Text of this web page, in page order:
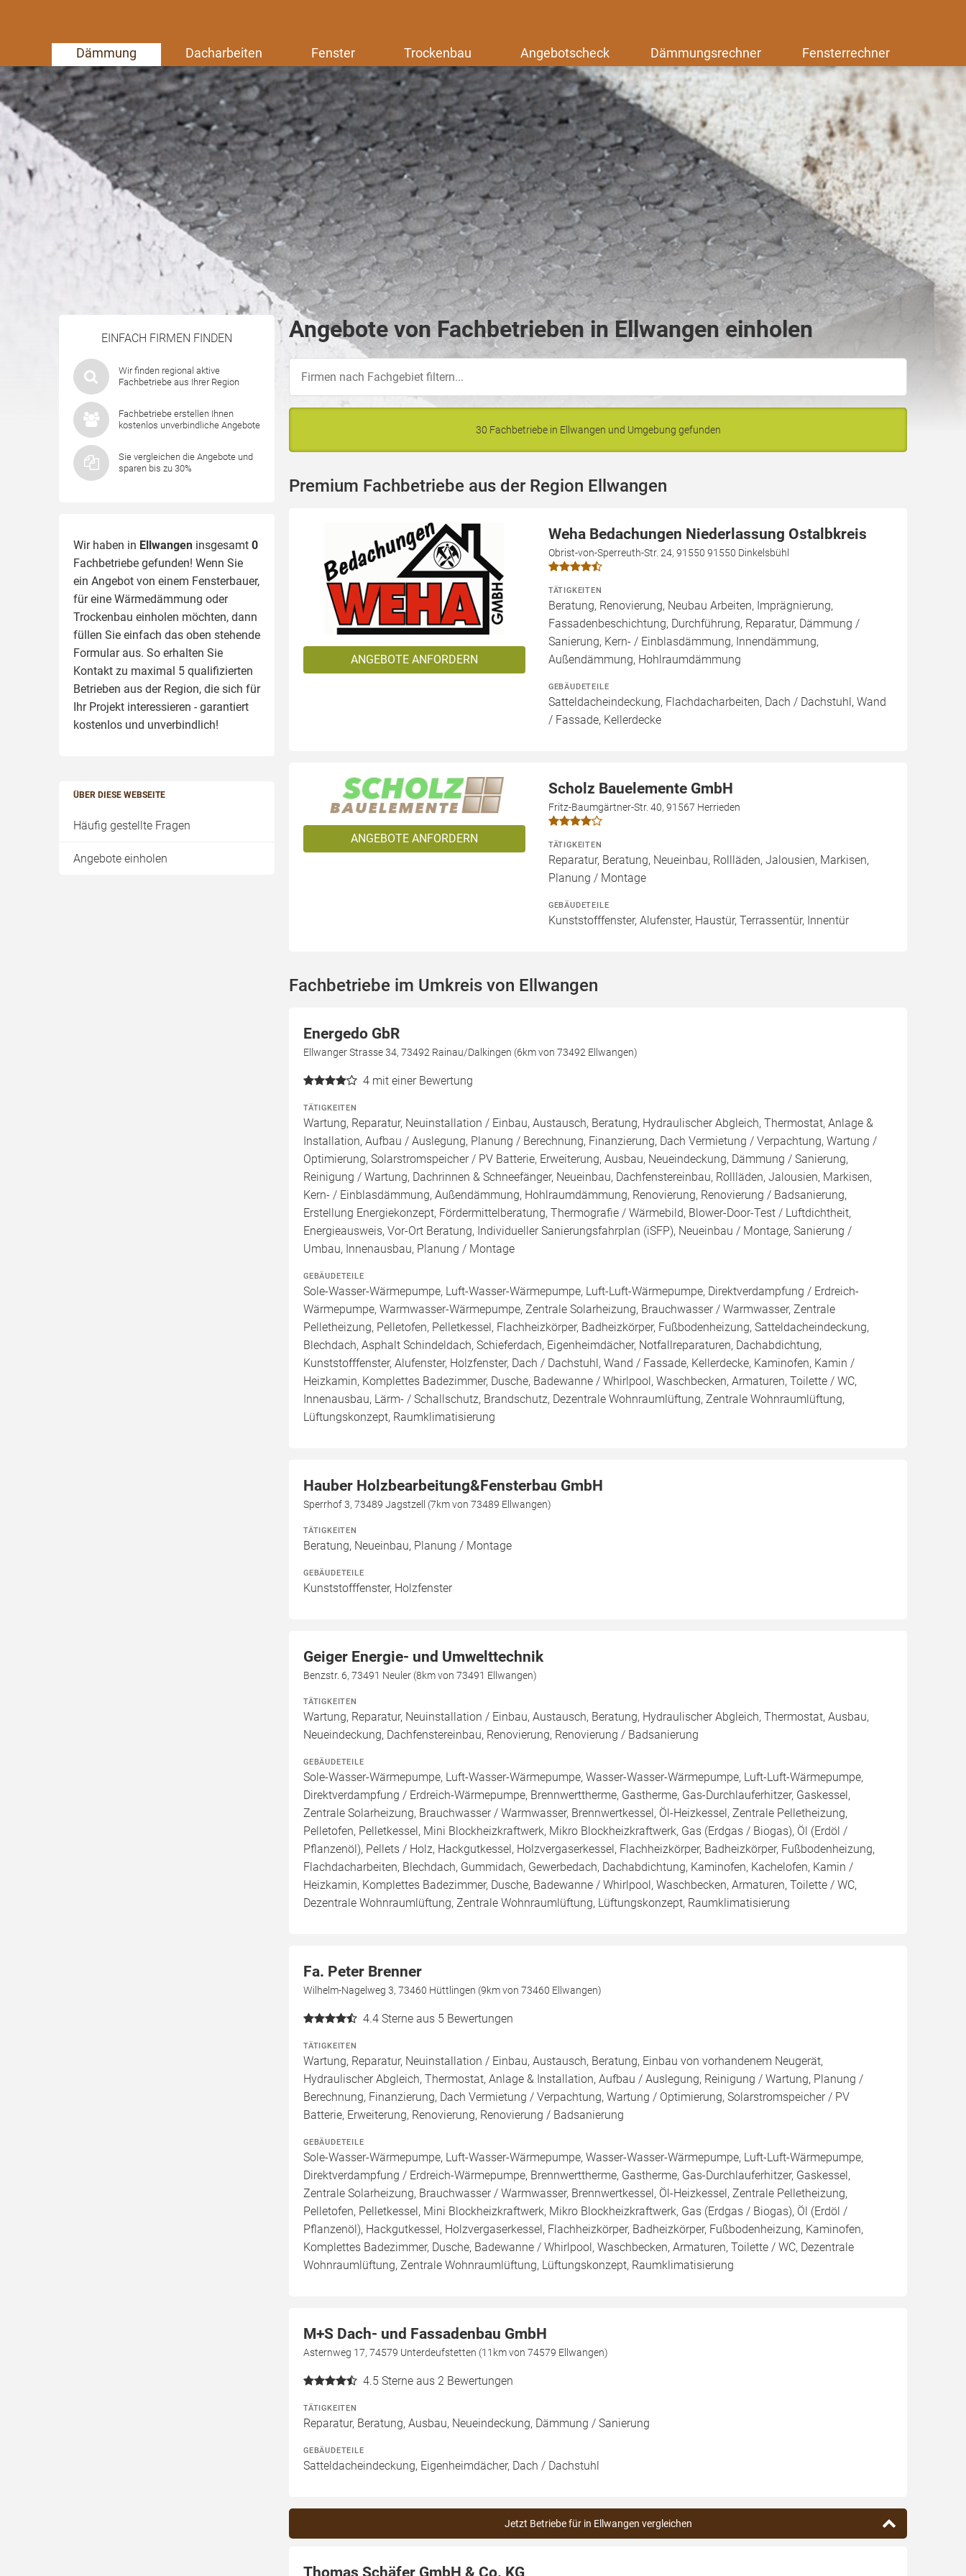
Dämmung Dacharbeiten Fenster Trockenbau Angebotscheck Dämmungsrechner Fensterrechner
EINFACH FIRMEN FINDEN
Wir finden regional aktive
Fachbetriebe aus Ihrer Region
Fachbetriebe erstellen Ihnen
kostenlos unverbindliche Angebote
Sie vergleichen die Angebote und
sparen bis zu 30%
Wir haben in Ellwangen insgesamt 0
Fachbetriebe gefunden! Wenn Sie
ein Angebot von einem Fensterbauer,
für eine Wärmedämmung oder
Trockenbau einholen möchten, dann
füllen Sie einfach das oben stehende
Formular aus. So erhalten Sie
Kontakt zu maximal 5 qualifizierten
Betrieben aus der Region, die sich für
Ihr Projekt interessieren - garantiert
kostenlos und unverbindlich!
ÜBER DIESE WEBSEITE
Häufig gestellte Fragen
Angebote einholen
Angebote von Fachbetrieben in Ellwangen einholen
30 Fachbetriebe in Ellwangen und Umgebung gefunden
Premium Fachbetriebe aus der Region Ellwangen
ANGEBOTE ANFORDERN
Weha Bedachungen Niederlassung Ostalbkreis
Obrist-von-Sperreuth-Str. 24, 91550 91550 Dinkelsbühl
TÄTIGKEITEN
Beratung, Renovierung, Neubau Arbeiten, Imprägnierung,
Fassadenbeschichtung, Durchführung, Reparatur, Dämmung /
Sanierung, Kern- / Einblasdämmung, Innendämmung,
Außendämmung, Hohlraumdämmung
GEBÄUDETEILE
Satteldacheindeckung, Flachdacharbeiten, Dach / Dachstuhl, Wand
/ Fassade, Kellerdecke
ANGEBOTE ANFORDERN
Scholz Bauelemente GmbH
Fritz-Baumgärtner-Str. 40, 91567 Herrieden
TÄTIGKEITEN
Reparatur, Beratung, Neueinbau, Rollläden, Jalousien, Markisen,
Planung / Montage
GEBÄUDETEILE
Kunststofffenster, Alufenster, Haustür, Terrassentür, Innentür
Fachbetriebe im Umkreis von Ellwangen
Energedo GbR
Ellwanger Strasse 34, 73492 Rainau/Dalkingen (6km von 73492 Ellwangen)
4 mit einer Bewertung
TÄTIGKEITEN
Wartung, Reparatur, Neuinstallation / Einbau, Austausch, Beratung, Hydraulischer Abgleich, Thermostat, Anlage &
Installation, Aufbau / Auslegung, Planung / Berechnung, Finanzierung, Dach Vermietung / Verpachtung, Wartung /
Optimierung, Solarstromspeicher / PV Batterie, Erweiterung, Ausbau, Neueindeckung, Dämmung / Sanierung,
Reinigung / Wartung, Dachrinnen & Schneefänger, Neueinbau, Dachfenstereinbau, Rollläden, Jalousien, Markisen,
Kern- / Einblasdämmung, Außendämmung, Hohlraumdämmung, Renovierung, Renovierung / Badsanierung,
Erstellung Energiekonzept, Fördermittelberatung, Thermografie / Wärmebild, Blower-Door-Test / Luftdichtheit,
Energieausweis, Vor-Ort Beratung, Individueller Sanierungsfahrplan (iSFP), Neueinbau / Montage, Sanierung /
Umbau, Innenausbau, Planung / Montage
GEBÄUDETEILE
Sole-Wasser-Wärmepumpe, Luft-Wasser-Wärmepumpe, Luft-Luft-Wärmepumpe, Direktverdampfung / Erdreich-
Wärmepumpe, Warmwasser-Wärmepumpe, Zentrale Solarheizung, Brauchwasser / Warmwasser, Zentrale
Pelletheizung, Pelletofen, Pelletkessel, Flachheizkörper, Badheizkörper, Fußbodenheizung, Satteldacheindeckung,
Blechdach, Asphalt Schindeldach, Schieferdach, Eigenheimdächer, Notfallreparaturen, Dachabdichtung,
Kunststofffenster, Alufenster, Holzfenster, Dach / Dachstuhl, Wand / Fassade, Kellerdecke, Kaminofen, Kamin /
Heizkamin, Komplettes Badezimmer, Dusche, Badewanne / Whirlpool, Waschbecken, Armaturen, Toilette / WC,
Innenausbau, Lärm- / Schallschutz, Brandschutz, Dezentrale Wohnraumlüftung, Zentrale Wohnraumlüftung,
Lüftungskonzept, Raumklimatisierung
Hauber Holzbearbeitung&Fensterbau GmbH
Sperrhof 3, 73489 Jagstzell (7km von 73489 Ellwangen)
TÄTIGKEITEN
Beratung, Neueinbau, Planung / Montage
GEBÄUDETEILE
Kunststofffenster, Holzfenster
Geiger Energie- und Umwelttechnik
Benzstr. 6, 73491 Neuler (8km von 73491 Ellwangen)
TÄTIGKEITEN
Wartung, Reparatur, Neuinstallation / Einbau, Austausch, Beratung, Hydraulischer Abgleich, Thermostat, Ausbau,
Neueindeckung, Dachfenstereinbau, Renovierung, Renovierung / Badsanierung
GEBÄUDETEILE
Sole-Wasser-Wärmepumpe, Luft-Wasser-Wärmepumpe, Wasser-Wasser-Wärmepumpe, Luft-Luft-Wärmepumpe,
Direktverdampfung / Erdreich-Wärmepumpe, Brennwerttherme, Gastherme, Gas-Durchlauferhitzer, Gaskessel,
Zentrale Solarheizung, Brauchwasser / Warmwasser, Brennwertkessel, Öl-Heizkessel, Zentrale Pelletheizung,
Pelletofen, Pelletkessel, Mini Blockheizkraftwerk, Mikro Blockheizkraftwerk, Gas (Erdgas / Biogas), Öl (Erdöl /
Pflanzenöl), Pellets / Holz, Hackgutkessel, Holzvergaserkessel, Flachheizkörper, Badheizkörper, Fußbodenheizung,
Flachdacharbeiten, Blechdach, Gummidach, Gewerbedach, Dachabdichtung, Kaminofen, Kachelofen, Kamin /
Heizkamin, Komplettes Badezimmer, Dusche, Badewanne / Whirlpool, Waschbecken, Armaturen, Toilette / WC,
Dezentrale Wohnraumlüftung, Zentrale Wohnraumlüftung, Lüftungskonzept, Raumklimatisierung
Fa. Peter Brenner
Wilhelm-Nagelweg 3, 73460 Hüttlingen (9km von 73460 Ellwangen)
4.4 Sterne aus 5 Bewertungen
TÄTIGKEITEN
Wartung, Reparatur, Neuinstallation / Einbau, Austausch, Beratung, Einbau von vorhandenem Neugerät,
Hydraulischer Abgleich, Thermostat, Anlage & Installation, Aufbau / Auslegung, Reinigung / Wartung, Planung /
Berechnung, Finanzierung, Dach Vermietung / Verpachtung, Wartung / Optimierung, Solarstromspeicher / PV
Batterie, Erweiterung, Renovierung, Renovierung / Badsanierung
GEBÄUDETEILE
Sole-Wasser-Wärmepumpe, Luft-Wasser-Wärmepumpe, Wasser-Wasser-Wärmepumpe, Luft-Luft-Wärmepumpe,
Direktverdampfung / Erdreich-Wärmepumpe, Brennwerttherme, Gastherme, Gas-Durchlauferhitzer, Gaskessel,
Zentrale Solarheizung, Brauchwasser / Warmwasser, Brennwertkessel, Öl-Heizkessel, Zentrale Pelletheizung,
Pelletofen, Pelletkessel, Mini Blockheizkraftwerk, Mikro Blockheizkraftwerk, Gas (Erdgas / Biogas), Öl (Erdöl /
Pflanzenöl), Hackgutkessel, Holzvergaserkessel, Flachheizkörper, Badheizkörper, Fußbodenheizung, Kaminofen,
Komplettes Badezimmer, Dusche, Badewanne / Whirlpool, Waschbecken, Armaturen, Toilette / WC, Dezentrale
Wohnraumlüftung, Zentrale Wohnraumlüftung, Lüftungskonzept, Raumklimatisierung
M+S Dach- und Fassadenbau GmbH
Asternweg 17, 74579 Unterdeufstetten (11km von 74579 Ellwangen)
4.5 Sterne aus 2 Bewertungen
TÄTIGKEITEN
Reparatur, Beratung, Ausbau, Neueindeckung, Dämmung / Sanierung
GEBÄUDETEILE
Satteldacheindeckung, Eigenheimdächer, Dach / Dachstuhl
Jetzt Betriebe für in Ellwangen vergleichen
Thomas Schäfer GmbH & Co. KG